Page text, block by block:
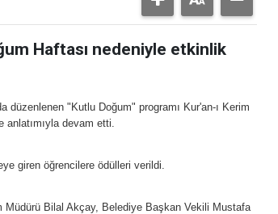
Haftası nedeniyle etkinlik
düzenlenen "Kutlu Doğum" programı Kur'an-ı Kerim
anlatımıyla devam etti.
giren öğrencilere ödülleri verildi.
Bilal Akçay, Belediye Başkan Vekili Mustafa